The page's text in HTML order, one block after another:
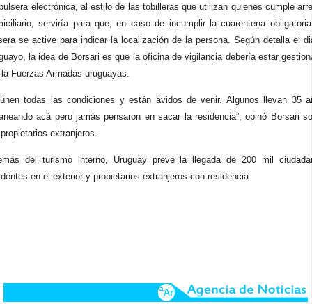
electrónica, al estilo de las tobilleras que utilizan quienes cumple
, serviría para que,en caso de incumplir la cuarentena
se active para indicar la localización de la persona. Según detalla el
la idea de Borsari es que la oficina de vigilancia debería estar
Fuerzas Armadas uruguayas.
todas las condiciones y están ávidos de venir. Algunos llevan 35
acá pero jamás pensaron en sacar la residencia”, opinó Borsari
extranjeros.
del turismo interno, Uruguay prevé la llegada de 200 mil
en el exterior y propietarios extranjeros con residencia.